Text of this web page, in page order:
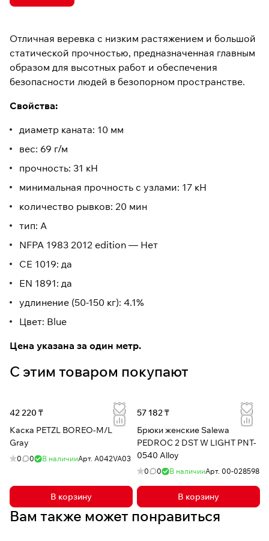
Отличная веревка с низким растяжением и большой
статической прочностью, предназначенная главным
образом для высотных работ и обеспечения
безопасности людей в безопорном пространстве.
Свойства:
диаметр каната: 10 мм
вес: 69 г/м
прочность: 31 кН
минимальная прочность с узлами: 17 кН
количество рывков: 20 мин
тип: А
NFPA 1983 2012 edition — Нет
CE 1019: да
EN 1891: да
удлинение (50-150 кг): 4.1%
Цвет: Blue
Цена указана за один метр.
С этим товаром покупают
42 220 ₸
Каска PETZL BOREO-M/L
Gray
0 0 В наличииАрт. A042VA03
В корзину
57 182 ₸
Брюки женские Salewa
PEDROC 2 DST W LIGHT PNT-
0540 Alloy
0 0 В наличииАрт. 00-028598
В корзину
Вам также может понравиться